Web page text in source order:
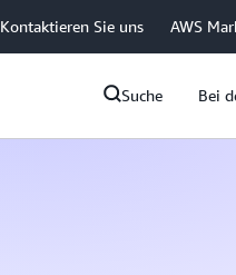
Kontaktieren Sie uns AWS
Suche Bei